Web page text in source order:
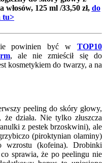
125 ml /33,50 zł, do
tu>
powinien być w TOP10
, ale nie zmieścił się do
kosmetykiem do twarzy, a na
peeling do skóry głowy,
działa. Nie tylko złuszcza
z pestek brzoskwini), ale
(piroktynian olaminy)
wzrostu (kofeina). Drobinki
sprawia, że po peelingu nie